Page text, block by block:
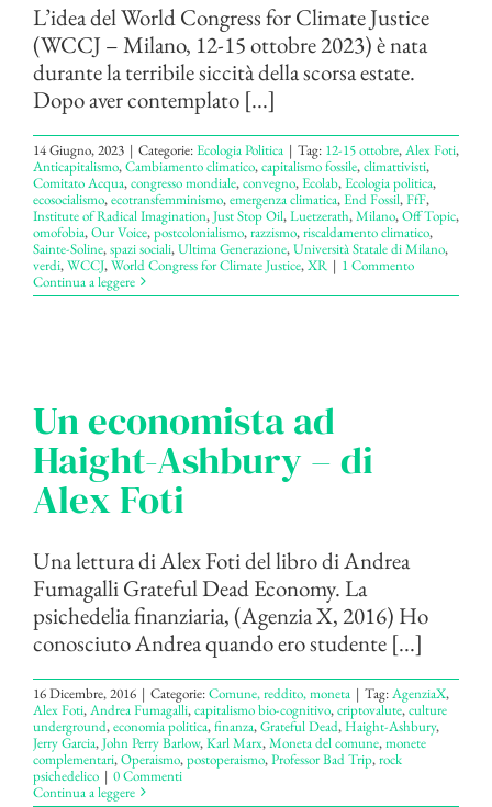
L’idea del World Congress for Climate Justice
(WCCJ – Milano, 12-15 ottobre 2023) è nata
durante la terribile siccità della scorsa estate.
Dopo aver contemplato [...]
14 Giugno, 2023 | Categorie:Ecologia Politica | Tag: 12-15 ottobre,Alex Foti,
Anticapitalismo,Cambiamento climatico,capitalismo fossile,climattivisti,
Comitato Acqua,congresso mondiale,convegno,Ecolab,Ecologia politica,
ecosocialismo,ecotransfemminismo,emergenza climatica,End Fossil,FfF,
Institute of Radical Imagination,Just Stop Oil,Luetzerath,Milano,Off Topic,
omofobia,Our Voice,postcolonialismo,razzismo,riscaldamento climatico,
Sainte-Soline,spazi sociali,Ultima Generazione,Università Statale di Milano,
verdi,WCCJ,World Congress for Climate Justice,XR | 1 Commento
Continua a leggere
Un economista ad
Haight-Ashbury – di
Alex Foti
Una lettura di Alex Foti del libro di Andrea
Fumagalli Grateful Dead Economy. La
psichedelia finanziaria, (Agenzia X, 2016) Ho
conosciuto Andrea quando ero studente [...]
16 Dicembre, 2016 | Categorie:Comune, reddito, moneta | Tag:AgenziaX,
Alex Foti,Andrea Fumagalli,capitalismo bio-cognitivo,criptovalute,culture
underground,economia politica,finanza,Grateful Dead,Haight-Ashbury,
Jerry Garcia,John Perry Barlow,Karl Marx,Moneta del comune,monete
complementari,Operaismo,postoperaismo,Professor Bad Trip,rock
psichedelico | 0 Commenti
Continua a leggere